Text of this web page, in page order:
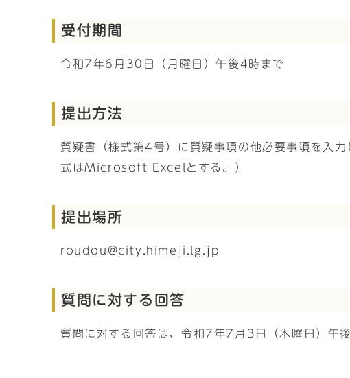
受付期間
令和7年6月30日（月曜日）午後4時まで
提出方法
質疑書（様式第4号）に質疑事項の他必要事項を入
式はMicrosoft Excelとする。）
提出場所
roudou@city.himeji.lg.jp
質問に対する回答
質問に対する回答は、令和7年7月3日（木曜日）午